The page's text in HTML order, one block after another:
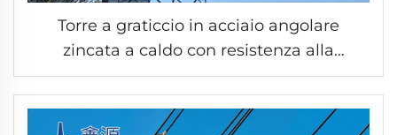
Torre a graticcio in acciaio angolare
zincata a caldo con resistenza alla
corrosione per linea elettrica a doppio
circuito